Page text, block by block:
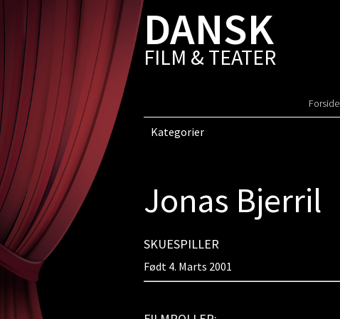
DANSK
FILM & TEATER
Forside
Kategorier
Jonas Bjerril
SKUESPILLER
Født 4. Marts 2001